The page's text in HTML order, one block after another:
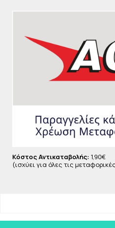
- Εμλουτισμένο με Ιαμτικό
ενδυναμώνει, αναζωογονεί,
- Αποδεδειγμένη κλινική
- 19.2% των κηλίδων
Ευχαρίστηση
- Μη λιπαρή υφή
συνδυασμό ή σαν
ρουτίνας.
- Εφαρμογή στο πρόσωπο, λαιμό
Κόστος Αντικαταβολής: 1,90€
(ισχύει για όλες τις